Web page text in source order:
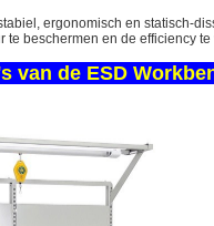
ergonomisch en statisch-
te beschermen en de efficiency
van de ESD